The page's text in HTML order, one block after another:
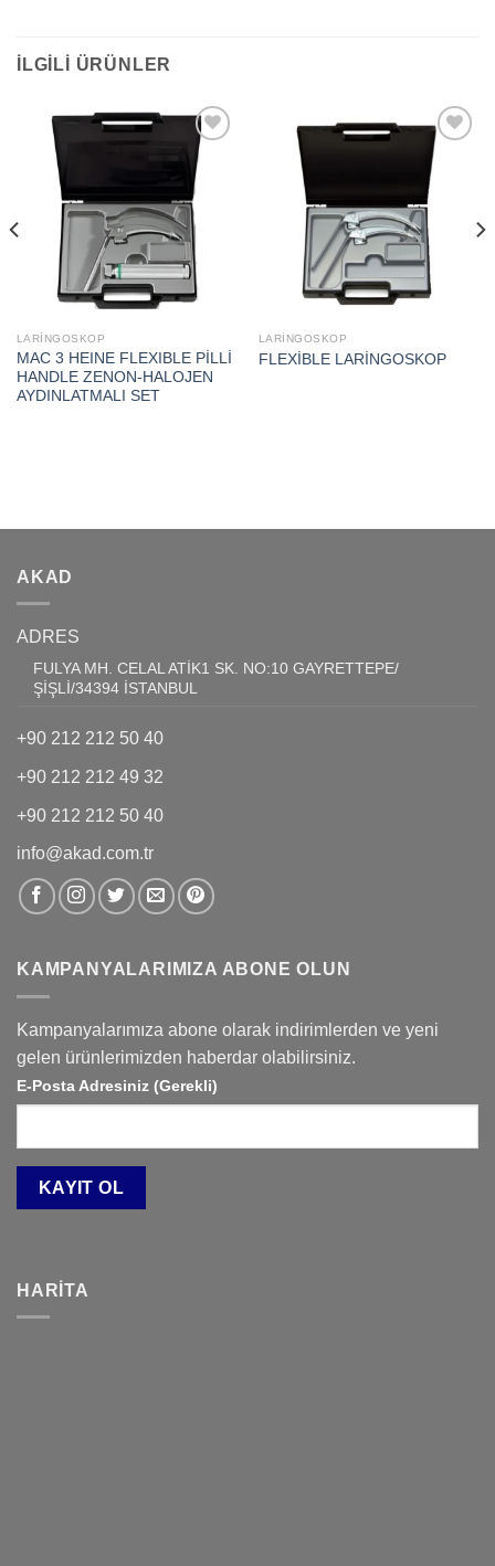
İLGILI ÜRÜNLER
Add to
wishlist
LARİNGOSKOP
MAC 3 HEINE FLEXIBLE PİLLİ
HANDLE ZENON-HALOJEN
AYDINLATMALI SET
Add to
wishlist
LARİNGOSKOP
FLEXİBLE LARİNGOSKOP
AKAD
ADRES
FULYA MH. CELAL ATİK1 SK. NO:10 GAYRETTEPE/
ŞİŞLİ/34394 İSTANBUL
+90 212 212 50 40
+90 212 212 49 32
+90 212 212 50 40
info@akad.com.tr
KAMPANYALARIMIZA ABONE OLUN
Kampanyalarımıza abone olarak indirimlerden ve yeni
gelen ürünlerimizden haberdar olabilirsiniz.
E-Posta Adresiniz (Gerekli)
HARITA